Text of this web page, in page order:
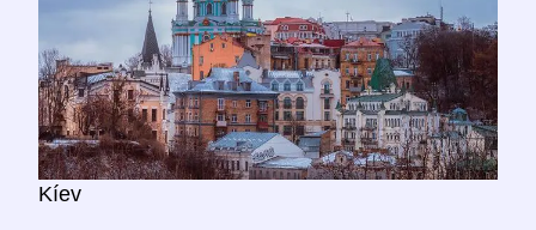
Kíev